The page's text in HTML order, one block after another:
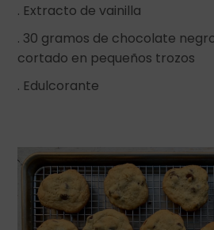
. Extracto de vainilla
. 30 gramos de chocolate
cortado en pequeños trozos
. Edulcorante